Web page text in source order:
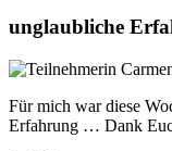
unglaubliche
Für mich war diese
Erfahrung … Dank